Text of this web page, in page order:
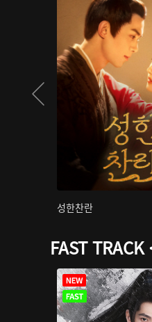
성한찬란
FAST TRACK